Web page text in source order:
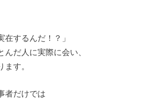
在するんだ！？」
んだ人に実際に会い、
す。
者だけでは